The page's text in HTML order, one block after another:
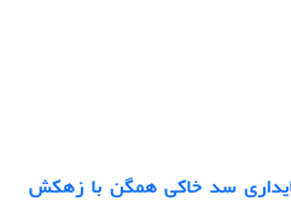
سد خاکی همگن با زهکش